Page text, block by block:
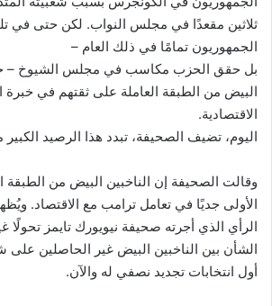
ثلاثين مقعدًا في مجلس النواب. لكن حتى في تلك
الجمهوريون تمامًا في ذلك العام –
بل حقق الحزب مكاسب في مجلس الشيوخ –
البيض من الطبقة العاملة على ثقتهم في خبرة
الاقتصادية.
اليوم، تضيف الصحيفة، تبدد هذا الرصيد
وقالت الصحيفة إن الناخبين البيض من الطبقة
الأولى جديًا في تعامل ترامب مع الاقتصاد.
الرأي الذي أجرته صحيفة نيويورك تايمز
الشأن بين الناخبين البيض غير الحاصلين على
أول انتخابات تجديد نصفي له والآن.